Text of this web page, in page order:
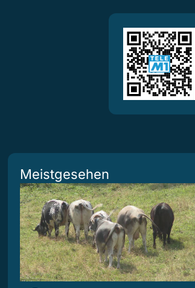
Meistgesehen